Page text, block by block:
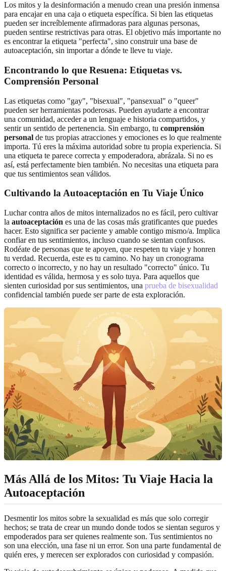
Los mitos y la desinformación a menudo crean una presión inmensa
para encajar en una caja o etiqueta específica. Si bien las etiquetas
pueden ser increíblemente afirmadoras para algunas personas,
pueden sentirse restrictivas para otras. El objetivo más importante no
es encontrar la etiqueta "perfecta", sino construir una base de
autoaceptación, sin importar a dónde te lleve tu viaje.
Encontrando lo que Resuena: Etiquetas vs.
Comprensión Personal
Las etiquetas como "gay", "bisexual", "pansexual" o "queer"
pueden ser herramientas poderosas. Pueden ayudarte a encontrar
una comunidad, acceder a un lenguaje e historia compartidos, y
sentir un sentido de pertenencia. Sin embargo, tu comprensión
personal de tus propias atracciones y emociones es lo que realmente
importa. Tú eres la máxima autoridad sobre tu propia experiencia. Si
una etiqueta te parece correcta y empoderadora, abrázala. Si no es
así, está perfectamente bien también. No necesitas una etiqueta para
que tus sentimientos sean válidos.
Cultivando la Autoaceptación en Tu Viaje Único
Luchar contra años de mitos internalizados no es fácil, pero cultivar
la autoaceptación es una de las cosas más gratificantes que puedes
hacer. Esto significa ser paciente y amable contigo mismo/a. Implica
confiar en tus sentimientos, incluso cuando se sientan confusos.
Rodéate de personas que te apoyen, que respeten tu viaje y honren
tu verdad. Recuerda, este es tu camino. No hay un cronograma
correcto o incorrecto, y no hay un resultado "correcto" único. Tu
identidad es válida, hermosa y es solo tuya. Para aquellos que
sienten curiosidad por sus sentimientos, una prueba de bisexualidad
confidencial también puede ser parte de esta exploración.
Más Allá de los Mitos: Tu Viaje Hacia la
Autoaceptación
Desmentir los mitos sobre la sexualidad es más que solo corregir
hechos; se trata de crear un mundo donde todos se sientan seguros y
empoderados para ser quienes realmente son. Tus sentimientos no
son una elección, una fase ni un error. Son una parte fundamental de
quién eres, y merecen ser explorados con curiosidad y compasión.